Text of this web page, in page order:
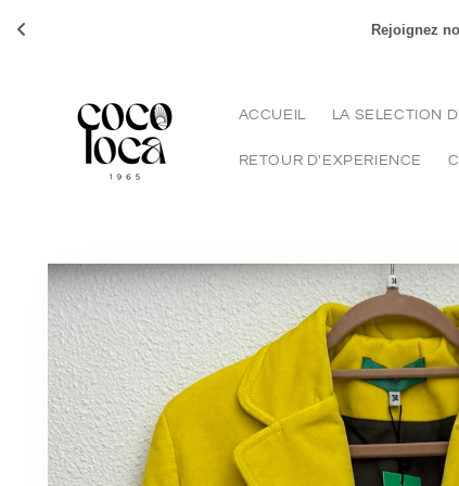
Rejoignez
ACCUEIL LA SELECTION
RETOUR D'EXPERIENCE
Passer aux
informations
produits